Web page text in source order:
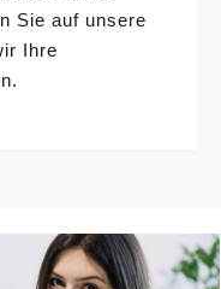
Sie auf unsere
Ihre